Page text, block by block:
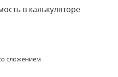
в калькуляторе